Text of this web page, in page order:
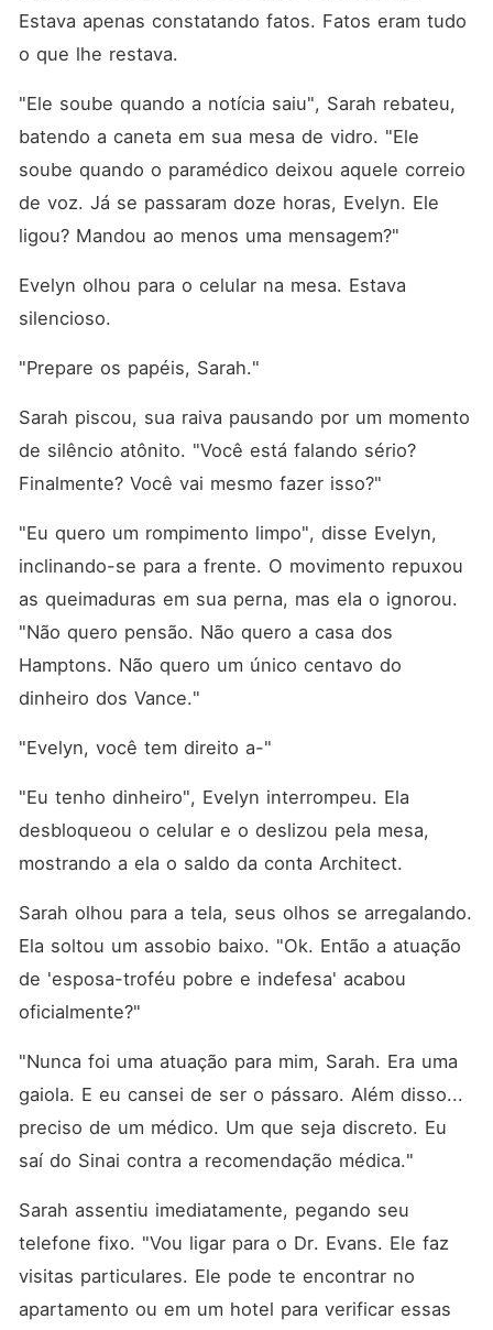
Estava apenas constatando fatos. Fatos eram tudo
o que lhe restava.
"Ele soube quando a notícia saiu", Sarah rebateu,
batendo a caneta em sua mesa de vidro. "Ele
soube quando o paramédico deixou aquele correio
de voz. Já se passaram doze horas, Evelyn. Ele
ligou? Mandou ao menos uma mensagem?"
Evelyn olhou para o celular na mesa. Estava
silencioso.
"Prepare os papéis, Sarah."
Sarah piscou, sua raiva pausando por um momento
de silêncio atônito. "Você está falando sério?
Finalmente? Você vai mesmo fazer isso?"
"Eu quero um rompimento limpo", disse Evelyn,
inclinando-se para a frente. O movimento repuxou
as queimaduras em sua perna, mas ela o ignorou.
"Não quero pensão. Não quero a casa dos
Hamptons. Não quero um único centavo do
dinheiro dos Vance."
"Evelyn, você tem direito a-"
"Eu tenho dinheiro", Evelyn interrompeu. Ela
desbloqueou o celular e o deslizou pela mesa,
mostrando a ela o saldo da conta Architect.
Sarah olhou para a tela, seus olhos se arregalando.
Ela soltou um assobio baixo. "Ok. Então a atuação
de 'esposa-troféu pobre e indefesa' acabou
oficialmente?"
"Nunca foi uma atuação para mim, Sarah. Era uma
gaiola. E eu cansei de ser o pássaro. Além disso...
preciso de um médico. Um que seja discreto. Eu
saí do Sinai contra a recomendação médica."
Sarah assentiu imediatamente, pegando seu
telefone fixo. "Vou ligar para o Dr. Evans. Ele faz
visitas particulares. Ele pode te encontrar no
apartamento ou em um hotel para verificar essas